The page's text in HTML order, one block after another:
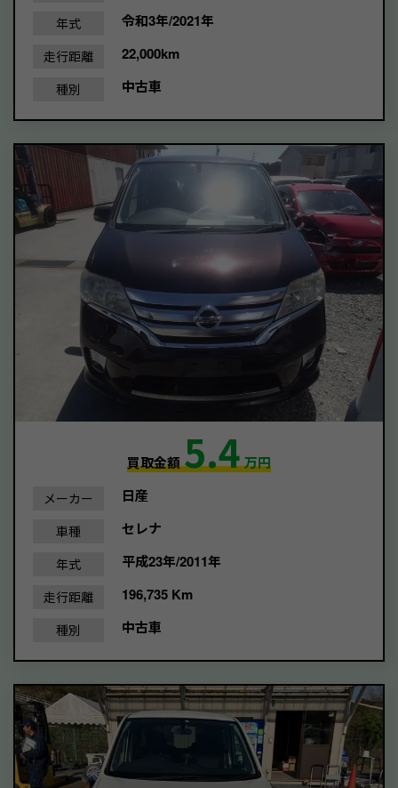
年式 令和3年/2021年
走行距離 22,000km
種別 中古車
買取金額5.4万円
メーカー 日産
車種 セレナ
年式 平成23年/2011年
走行距離 196,735 Km
種別 中古車